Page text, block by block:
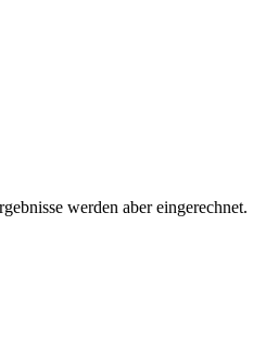
werden aber eingerechnet.